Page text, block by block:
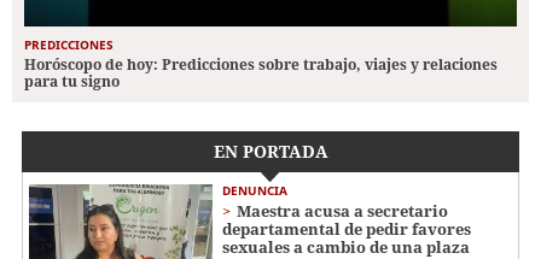
PREDICCIONES
Horóscopo de hoy: Predicciones sobre trabajo, viajes y relaciones
para tu signo
EN PORTADA
DENUNCIA
Maestra acusa a secretario
departamental de pedir favores
sexuales a cambio de una plaza